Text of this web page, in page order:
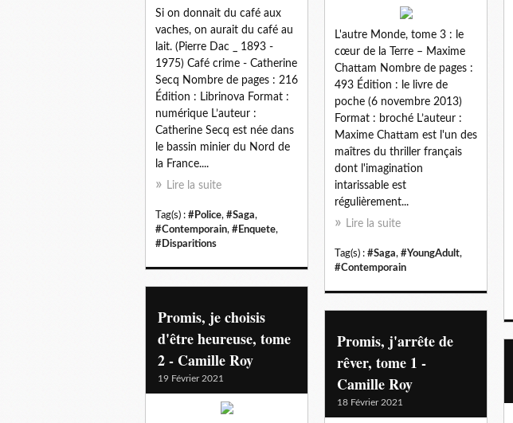
Si on donnait du café aux
vaches, on aurait du café au
lait. (Pierre Dac _ 1893 -
1975) Café crime - Catherine
Secq Nombre de pages : 216
Édition : Librinova Format :
numérique L’auteur :
Catherine Secq est née dans
le bassin minier du Nord de
la France....
Lire la suite
Tag(s) : #Police, #Saga,
#Contemporain, #Enquete,
#Disparitions
L'autre Monde, tome 3 : le
cœur de la Terre – Maxime
Chattam Nombre de pages :
493 Édition : le livre de
poche (6 novembre 2013)
Format : broché L’auteur :
Maxime Chattam est l'un des
maîtres du thriller français
dont l'imagination
intarissable est
régulièrement...
Lire la suite
Tag(s) : #Saga, #YoungAdult,
#Contemporain
Promis, je choisis
d'être heureuse, tome
2 - Camille Roy
19 Février 2021
Promis, j'arrête de
rêver, tome 1 -
Camille Roy
18 Février 2021